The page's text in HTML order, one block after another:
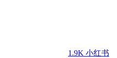
1.9K 小红书